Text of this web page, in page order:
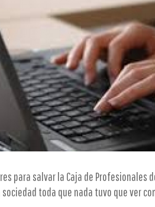
para salvar la Caja de Profesionales
toda que nada tuvo que ver